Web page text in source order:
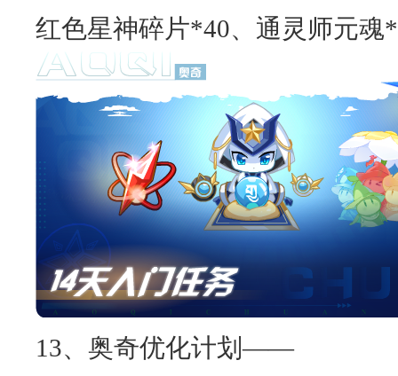
红色星神碎片*40、通灵师元魂
13、奥奇优化计划——